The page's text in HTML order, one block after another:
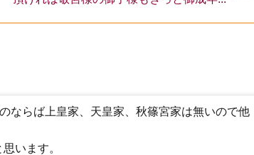
ならば上皇家、天皇家、秋篠宮家は無いので他
います。